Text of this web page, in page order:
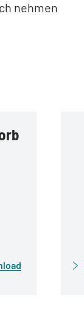
nehmen